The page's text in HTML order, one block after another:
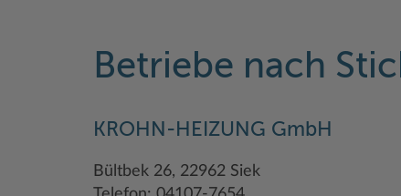
Betriebe nach
KROHN-HEIZUNG GmbH
Bültbek 26, 22962 Siek